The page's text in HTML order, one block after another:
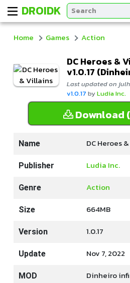
DROIDK
Home Games Action
DC Heroes &
v1.0.17
Last updated on
v1.0.17 byLudia Inc.
Download
Name DC Heroes
Publisher Ludia Inc.
Genre Action
Size 664MB
Version 1.0.17
Update Nov 7, 2022
MOD Dinheiro